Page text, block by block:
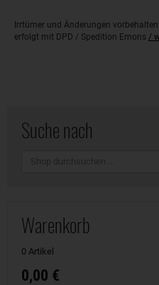
Irrtümer und Änderungen
erfolgt mit DPD / Spedition Emons /
Suche nach
Warenkorb
0 Artikel
0,00 €